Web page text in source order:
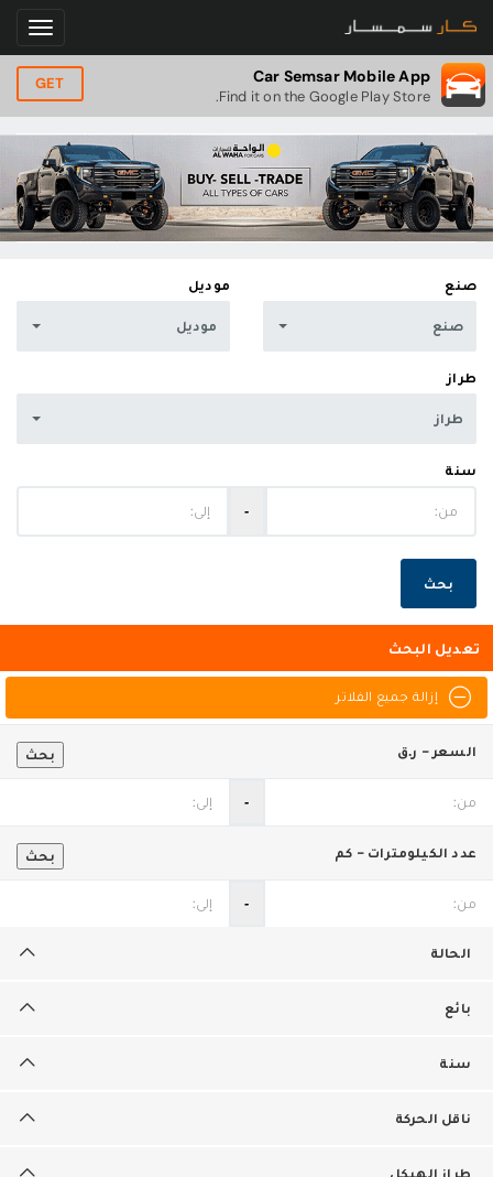
Car Semsar Mobile App
Find it on the Google Play Store.
GET
صنع
صنع
موديل
موديل
طراز
طراز
سنة
‐
بحث
تعديل البحث
إزالة جميع الفلاتر
بحث السعر - ر.ق
‐
بحث عدد الكيلومترات - كم
‐
الحالة
بائع
سنة
ناقل الحركة